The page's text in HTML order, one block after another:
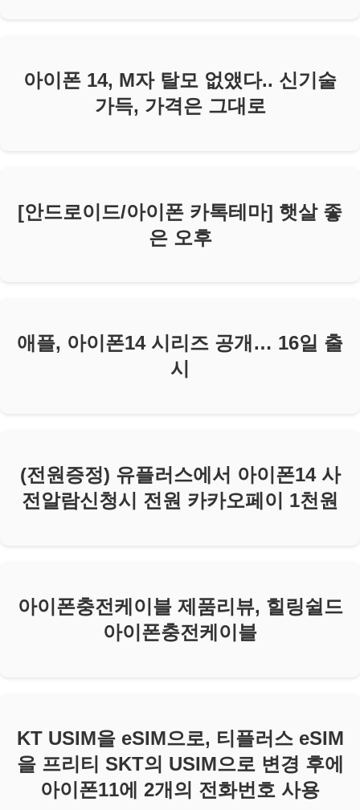
아이폰 14, M자 탈모 없앴다.. 신기술
가득, 가격은 그대로
[안드로이드/아이폰 카톡테마] 햇살 좋
은 오후
애플, 아이폰14 시리즈 공개… 16일 출
시
(전원증정) 유플러스에서 아이폰14 사
전알람신청시 전원 카카오페이 1천원
아이폰충전케이블 제품리뷰, 힐링쉴드
아이폰충전케이블
KT USIM을 eSIM으로, 티플러스 eSIM
을 프리티 SKT의 USIM으로 변경 후에
아이폰11에 2개의 전화번호 사용